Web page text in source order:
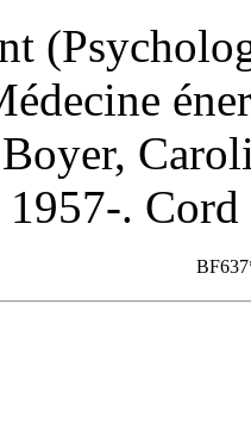
1957-.